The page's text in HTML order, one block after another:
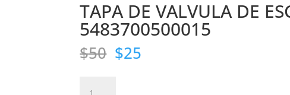
TAPA DE VALVULA DE
5483700500015
$50 El
precio
$25